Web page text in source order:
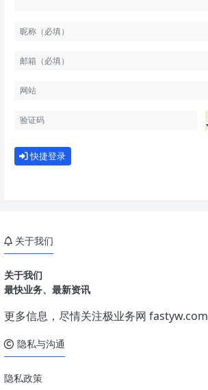
快捷登录
关于我们
关于我们
最快业务、最新资讯
更多信息，尽情关注极业务网 fastyw.com
隐私与沟通
隐私政策